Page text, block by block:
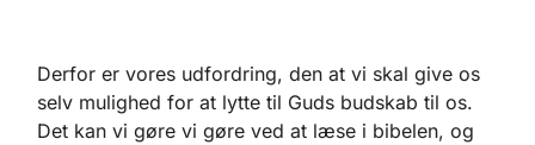
Derfor er vores udfordring, den at vi skal give os
selv mulighed for at lytte til Guds budskab til os.
Det kan vi gøre vi gøre ved at læse i bibelen, og